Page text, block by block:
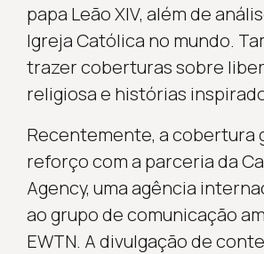
papa Leão XIV, além de
Igreja Católica no mundo.
trazer coberturas sobre
religiosa e histórias
Recentemente, a cobertura
reforço com a parceria da
Agency, uma agência
ao grupo de comunicação
EWTN. A divulgação de